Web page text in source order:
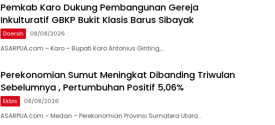
Pemkab Karo Dukung Pembangunan Gereja
Inkulturatif GBKP Bukit Klasis Barus Sibayak
Daerah 08/08/2026
ASARPUA.com – Karo – Bupati Karo Antonius Ginting,…
Perekonomian Sumut Meningkat Dibanding Triwulan
Sebelumnya , Pertumbuhan Positif 5,06%
Ekbis 08/08/2026
ASARPUA.com – Medan – Perekonomian Provinsi Sumatera Utara…